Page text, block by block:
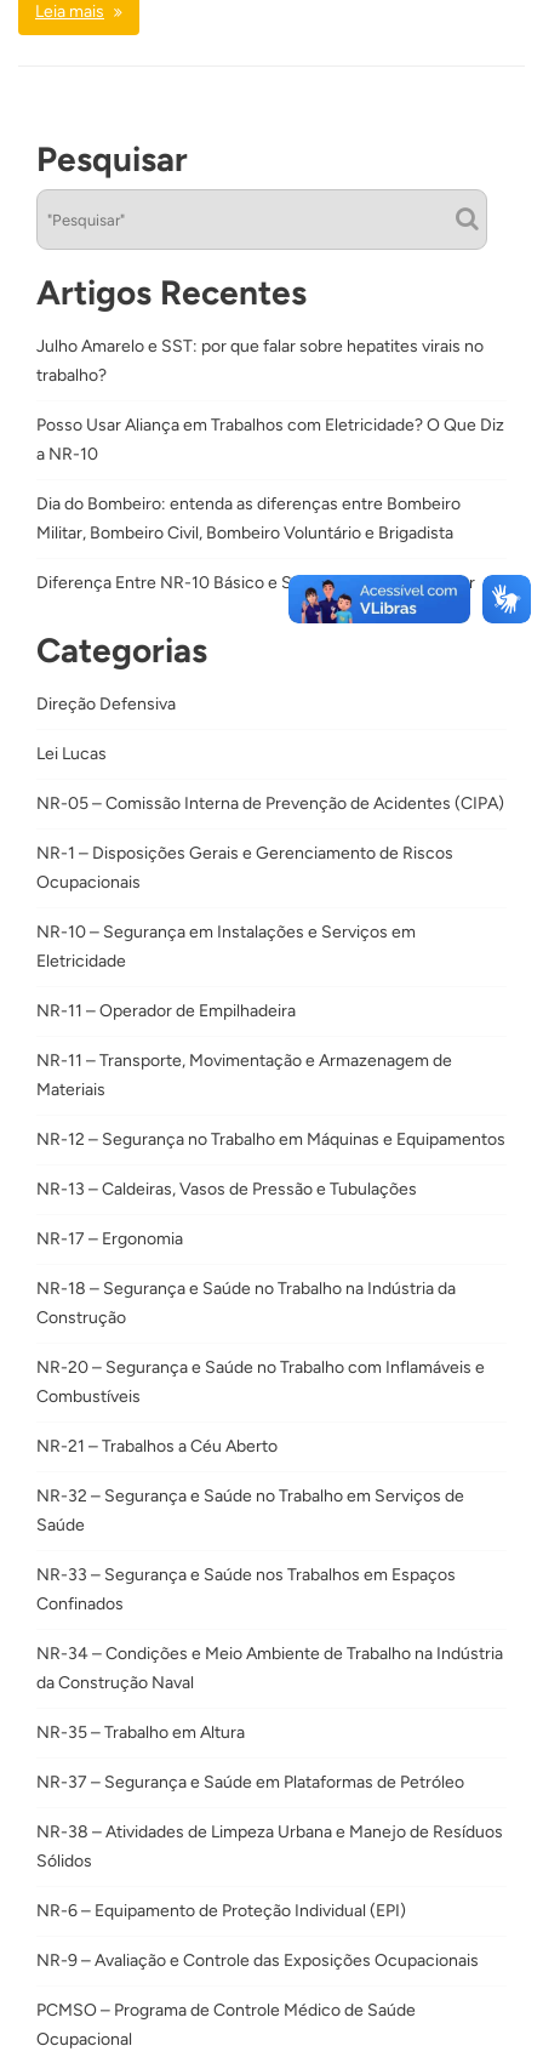
Leia mais
Pesquisar
Artigos Recentes
Julho Amarelo e SST: por que falar sobre hepatites virais no
trabalho?
Posso Usar Aliança em Trabalhos com Eletricidade? O Que Diz
a NR-10
Dia do Bombeiro: entenda as diferenças entre Bombeiro
Militar, Bombeiro Civil, Bombeiro Voluntário e Brigadista
Diferença Entre NR-10 Básico e SEP: Qual Curso Escolher
Categorias
Direção Defensiva
Lei Lucas
NR-05 – Comissão Interna de Prevenção de Acidentes (CIPA)
NR-1 – Disposições Gerais e Gerenciamento de Riscos
Ocupacionais
NR-10 – Segurança em Instalações e Serviços em
Eletricidade
NR-11 – Operador de Empilhadeira
NR-11 – Transporte, Movimentação e Armazenagem de
Materiais
NR-12 – Segurança no Trabalho em Máquinas e Equipamentos
NR-13 – Caldeiras, Vasos de Pressão e Tubulações
NR-17 – Ergonomia
NR-18 – Segurança e Saúde no Trabalho na Indústria da
Construção
NR-20 – Segurança e Saúde no Trabalho com Inflamáveis e
Combustíveis
NR-21 – Trabalhos a Céu Aberto
NR-32 – Segurança e Saúde no Trabalho em Serviços de
Saúde
NR-33 – Segurança e Saúde nos Trabalhos em Espaços
Confinados
NR-34 – Condições e Meio Ambiente de Trabalho na Indústria
da Construção Naval
NR-35 – Trabalho em Altura
NR-37 – Segurança e Saúde em Plataformas de Petróleo
NR-38 – Atividades de Limpeza Urbana e Manejo de Resíduos
Sólidos
NR-6 – Equipamento de Proteção Individual (EPI)
NR-9 – Avaliação e Controle das Exposições Ocupacionais
PCMSO – Programa de Controle Médico de Saúde
Ocupacional